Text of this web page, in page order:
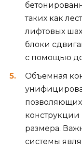
таких как
лифтовых
блоки
с помощью
Объемная
позволяющих
размера.
системы